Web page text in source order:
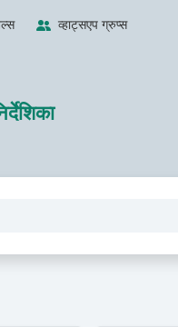
व्हाट्सएप ग्रुप्स